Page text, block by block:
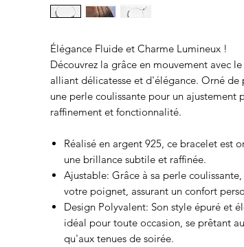
Élégance Fluide et Charme Lumineux !
Découvrez la grâce en mouvement avec
alliant délicatesse et d'élégance. Orné de
une perle coulissante pour un ajustement
raffinement et fonctionnalité.
Réalisé en argent 925, ce bracelet est
une brillance subtile et raffinée.
Ajustable: Grâce à sa perle
votre poignet, assurant un confort
Design Polyvalent: Son style épuré et
idéal pour toute occasion, se prêtant
qu'aux tenues de soirée.